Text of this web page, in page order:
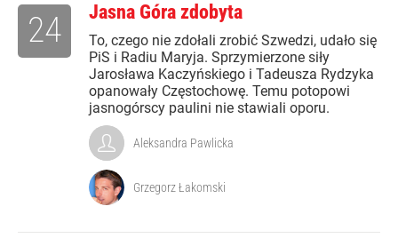
Jasna Góra zdobyta
To, czego nie zdołali zrobić Szwedzi, udało się
PiS i Radiu Maryja. Sprzymierzone siły
Jarosława Kaczyńskiego i Tadeusza Rydzyka
opanowały Częstochowę. Temu potopowi
jasnogórscy paulini nie stawiali oporu.
24
Aleksandra Pawlicka
Grzegorz Łakomski